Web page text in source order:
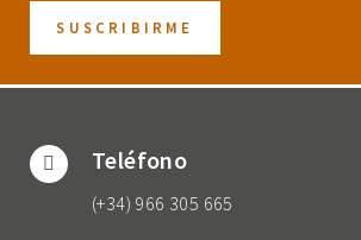
Teléfono
(+34) 966 305 665